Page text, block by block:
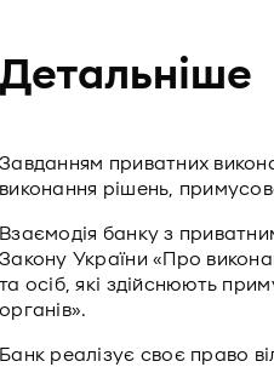
Детальніше
Завданням приватних
виконання рішень,
Взаємодія банку з
Закону України «Про
та осіб, які здійснюють
органів».
Банк реалізує своє право